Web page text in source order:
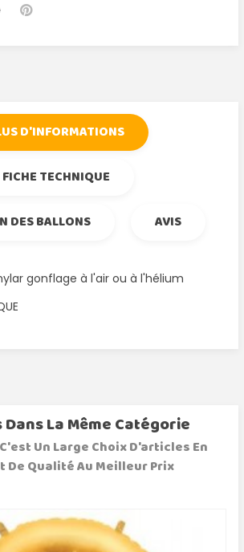
D'INFORMATIONS
FICHE TECHNIQUE
DES BALLONS
AVIS
gonflage à l'air ou à l'hélium
La Même Catégorie
Un Large Choix D'articles En
De Qualité Au Meilleur Prix